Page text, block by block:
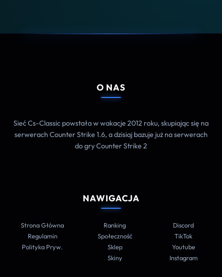
O NAS
Sieć Cs-Classic powstała w wakacje 2012 roku, skupiając się na
serwerach Counter Strike 1.6, a dzisiaj bazuje już na serwerach
do gry Counter Strike 2
NAWIGACJA
Strona Główna
Regulamin
Polityka Pryw.
Ranking
Społeczność
Sklep
Skiny
Discord
TikTok
Youtube
Instagram